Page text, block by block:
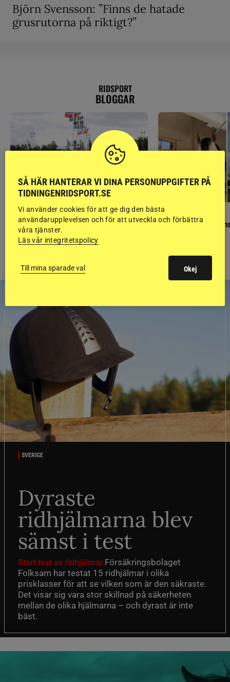
Björn Svensson: ”Finns de hatade
grusrutorna på riktigt?”
RIDSPORT
BLOGGAR
GÄSTBLOGGEN
Finaldag med jubileumsutställning
GÄSTBLOGGEN
Så gick det på
SVERIGE
Dyraste
ridhjälmarna blev
sämst i test
Stort test av ridhjälmar Försäkringsbolaget
Folksam har testat 15 ridhjälmar i olika
prisklasser för att se vilken som är den säkraste.
Det visar sig vara stor skillnad på säkerheten
mellan de olika hjälmarna – och dyrast är inte
bäst.
SÅ HÄR HANTERAR VI DINA PERSONUPPGIFTER PÅ
TIDNINGENRIDSPORT.SE
Vi använder cookies för att ge dig den bästa
användarupplevelsen och för att utveckla och förbättra
våra tjänster.
Läs vår integritetspolicy
Till mina sparade val Okej